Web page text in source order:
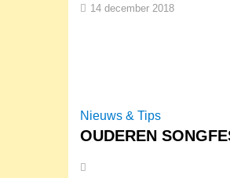
14 december 2018
Nieuws & Tips
OUDEREN